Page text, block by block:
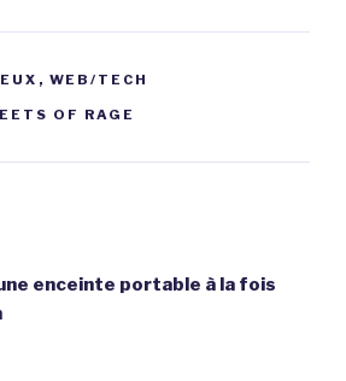
, WEB/TECH
OF RAGE
enceinte portable à la fois